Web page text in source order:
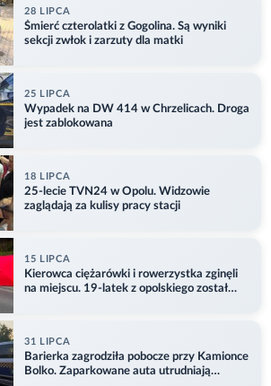
28 LIPCA
Śmierć czterolatki z Gogolina. Są wyniki
sekcji zwłok i zarzuty dla matki
25 LIPCA
Wypadek na DW 414 w Chrzelicach. Droga
jest zablokowana
18 LIPCA
25-lecie TVN24 w Opolu. Widzowie
zaglądają za kulisy pracy stacji
15 LIPCA
Kierowca ciężarówki i rowerzystka zginęli
na miejscu. 19-latek z opolskiego został
31 LIPCA
Barierka zagrodziła pobocze przy Kamionce
Bolko. Zaparkowane auta utrudniają